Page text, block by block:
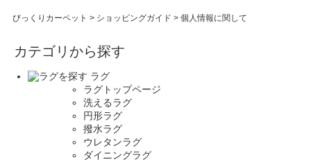
びっくりカーペット > ショッピングガイド > 個人情報に関して
カテゴリから探す
ラグ
ラグトップページ
洗えるラグ
円形ラグ
撥水ラグ
ウレタンラグ
ダイニングラグ